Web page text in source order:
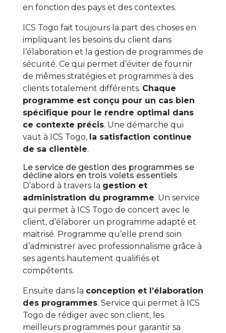
en fonction des pays et des contextes.
ICS Togo fait toujours la part des choses en
impliquant les besoins du client dans
l’élaboration et la gestion de programmes de
sécurité. Ce qui permet d’éviter de fournir
de mêmes stratégies et programmes à des
clients totalement différents. Chaque
programme est conçu pour un cas bien
spécifique pour le rendre optimal dans
ce contexte précis. Une démarche qui
vaut à ICS Togo, la satisfaction continue
de sa clientèle.
Le service de gestion des programmes se
décline alors en trois volets essentiels
D’abord à travers la gestion et
administration du programme. Un service
qui permet à ICS Togo de concert avec le
client, d’élaborer un programme adapté et
maitrisé. Programme qu’elle prend soin
d’administrer avec professionnalisme grâce à
ses agents hautement qualifiés et
compétents.
Ensuite dans la conception et l’élaboration
des programmes. Service qui permet à ICS
Togo de rédiger avec son client, les
meilleurs programmes pour garantir sa